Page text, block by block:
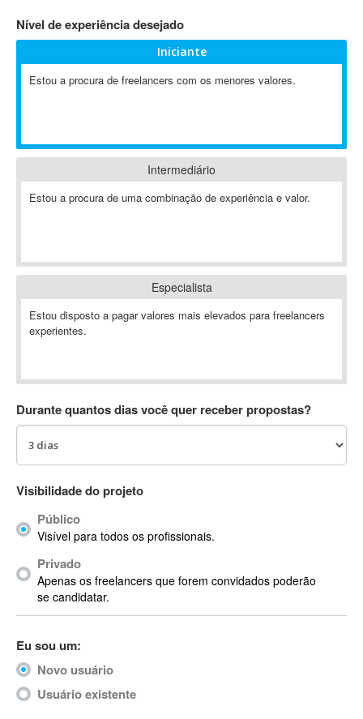
802.11
A-GPS
ABAP
Abaqus
ABBYY FineReader
Ableton
Ableton Push
Abstract
AC3
ACID Pro
ACPI
Acrobat
Acrobat X
Acronis
ACT
Actimize
ActionScript
ActionScript 3
Nível de experiência desejado
Iniciante
Estou a procura de freelancers com os menores valores.
Intermediário
Estou a procura de uma combinação de experiência e valor.
Especialista
Estou disposto a pagar valores mais elevados para freelancers
experientes.
Durante quantos dias você quer receber propostas?
Visibilidade do projeto
Público
Visível para todos os profissionais.
Privado
Apenas os freelancers que forem convidados poderão
se candidatar.
Eu sou um:
Novo usuário
Usuário existente